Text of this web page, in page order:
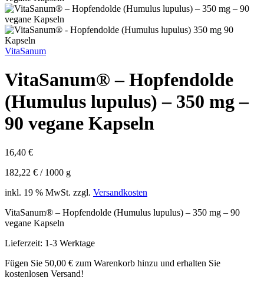
VitaSanum
VitaSanum® – Hopfendolde
(Humulus lupulus) – 350 mg –
90 vegane Kapseln
16,40 €
182,22 € / 1000 g
inkl. 19 % MwSt. zzgl. Versandkosten
VitaSanum® – Hopfendolde (Humulus lupulus) – 350 mg – 90
vegane Kapseln
Lieferzeit: 1-3 Werktage
Fügen Sie 50,00 € zum Warenkorb hinzu und erhalten Sie
kostenlosen Versand!